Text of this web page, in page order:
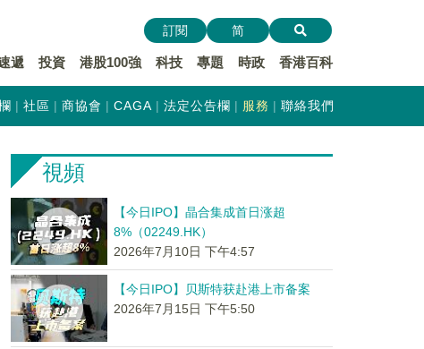
遞 投資 港股100強 科技 專題 時政 香港百科
訂閱 简
社區 商協會 CAGA 法定公告欄 服務 聯絡我們
視頻
【今日IPO】晶合集成首日涨超
8%（02249.HK）
2026年7月10日 下午4:57
【今日IPO】贝斯特获赴港上市备案
2026年7月15日 下午5:50